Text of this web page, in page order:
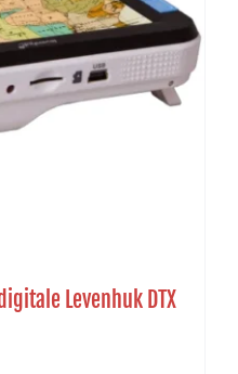
Levenhuk DTX